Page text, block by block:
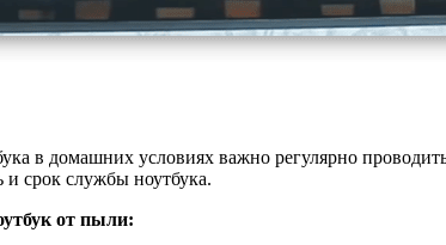
в домашних условиях важно регулярно
и срок службы ноутбука.
от пыли: